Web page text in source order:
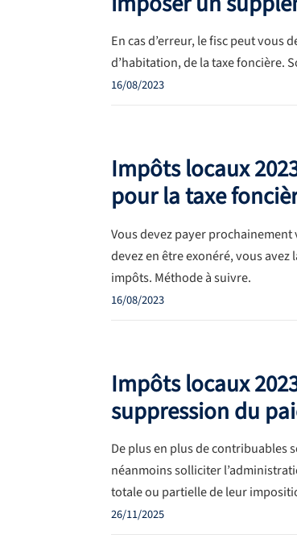
En cas d’erreur, le fisc peut vous
d’habitation, de la taxe foncière.
16/08/2023
Impôts locaux
pour la taxe
Vous devez payer prochainement
devez en être exonéré, vous
impôts. Méthode à suivre.
16/08/2023
Impôts locaux
suppression du
De plus en plus de contribuables
néanmoins solliciter
totale ou partielle de leur
26/11/2025